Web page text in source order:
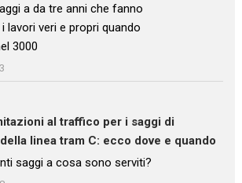
a da tre anni che fanno
lavori veri e propri quando
3000
al traffico per i saggi di
linea tram C: ecco dove e quando
saggi a cosa sono serviti?